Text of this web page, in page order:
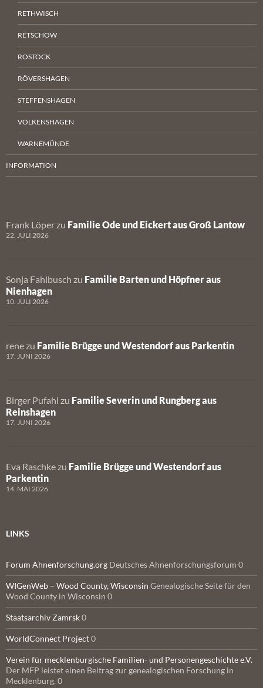
RETHWISCH
RETSCHOW
ROSTOCK
RÖVERSHAGEN
STEFFENSHAGEN
VOLKENSHAGEN
WARNEMÜNDE
INFORMATION
Frank Löper zu Familie Ode und Eickert aus Groß Lantow
22. JULI 2026
Sonja Fahlbusch zu Familie Barten und Höpfner aus
Nienhagen
10. JULI 2026
rene zu Familie Brügge und Westendorf aus Parkentin
17. JUNI 2026
Birger Pufahl zu Familie Severin und Rungberg aus
Reinshagen
17. JUNI 2026
Eva Raschke zu Familie Brügge und Westendorf aus
Parkentin
14. MAI 2026
LINKS
Forum Ahnenforschung.org Deutsches Ahnenforschungsforum 0
WIGenWeb – Wood County, Wisconsin Genealogische Seite für den
Wood County in Wisconsin 0
Staatsarchiv Zamrsk0
WorldConnect Project0
Verein für mecklenburgische Familien- und Personengeschichte e.V.
Der MFP leistet einen Beitrag zur genealogischen Forschung in
Mecklenburg. 0